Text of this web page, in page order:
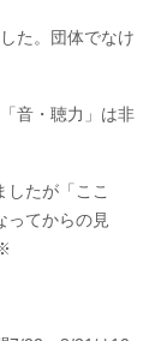
た。団体でなけ
音・聴力」は非
たが「ここ
ってからの見